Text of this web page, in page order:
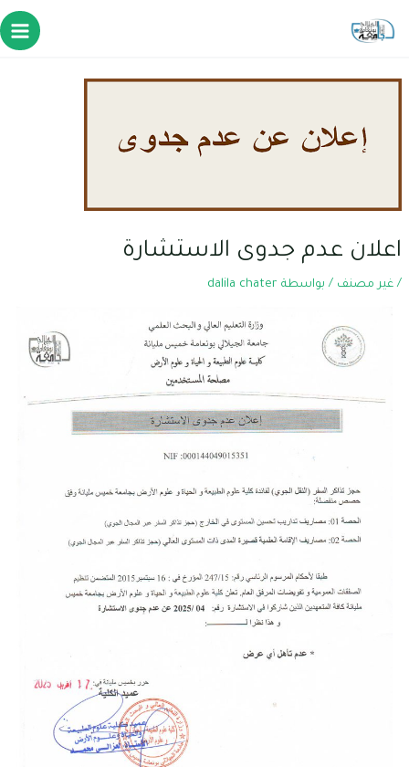
اعلان عدم جدوى الاستشارة
/ غير مصنف / بواسطة dalila chater